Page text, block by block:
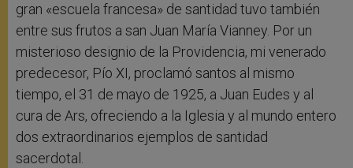
gran «escuela francesa» de santidad tuvo también
entre sus frutos a san Juan María Vianney. Por un
misterioso designio de la Providencia, mi venerado
predecesor, Pío XI, proclamó santos al mismo
tiempo, el 31 de mayo de 1925, a Juan Eudes y al
cura de Ars, ofreciendo a la Iglesia y al mundo entero
dos extraordinarios ejemplos de santidad
sacerdotal.